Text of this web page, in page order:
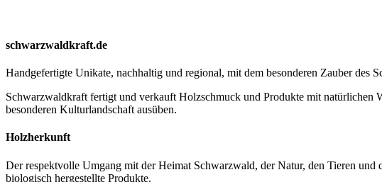
schwarzwaldkraft.de
Handgefertigte Unikate, nachhaltig und regional, mit dem besonderen Zauber des
Schwarzwaldkraft fertigt und verkauft Holzschmuck und Produkte mit
besonderen Kulturlandschaft ausüben.
Holzherkunft
Der respektvolle Umgang mit der Heimat Schwarzwald, der Natur, den Tieren
biologisch hergestellte Produkte.